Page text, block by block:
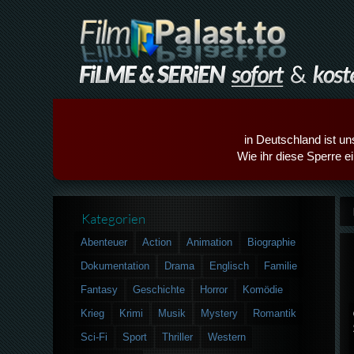
in Deutschland ist
Wie ihr diese Sperre
Kategorien
Abenteuer Action Animation
Biographie
Dokumentation
Drama Englisch
Familie
Fantasy
Geschichte Horror
Komödie
Krieg
Krimi Musik Mystery
Romantik
Sci-Fi
Sport Thriller Western